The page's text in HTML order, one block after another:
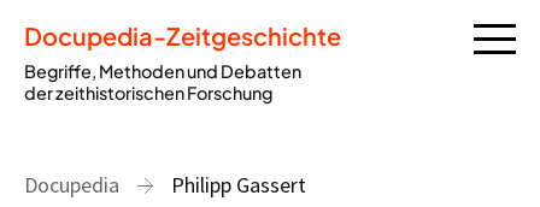
Docupedia-Zeitgeschichte
Begriffe, Methoden und Debatten
der zeithistorischen Forschung
Docupedia Philipp Gassert